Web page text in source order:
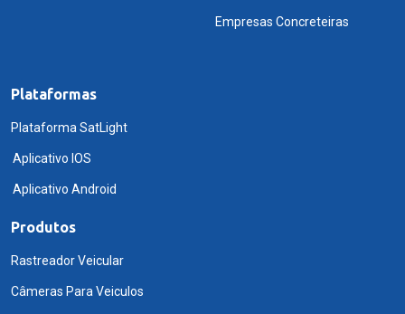
Empresas Concreteiras
Plataformas
Plataforma SatLight
Aplicativo IOS
Aplicativo Android
Produtos
Rastreador Veicular
Câmeras Para Veiculos